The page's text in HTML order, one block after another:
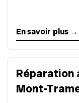
En savoir plus →
Réparation
Mont-